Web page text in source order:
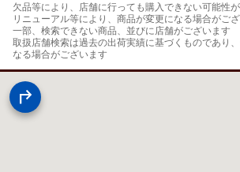
欠品等により、店舗に行っても購入できない可能性
リニューアル等により、商品が変更になる場合がご
一部、検索できない商品、並びに店舗がございます
取扱店舗検索は過去の出荷実績に基づくものであり
なる場合がございます